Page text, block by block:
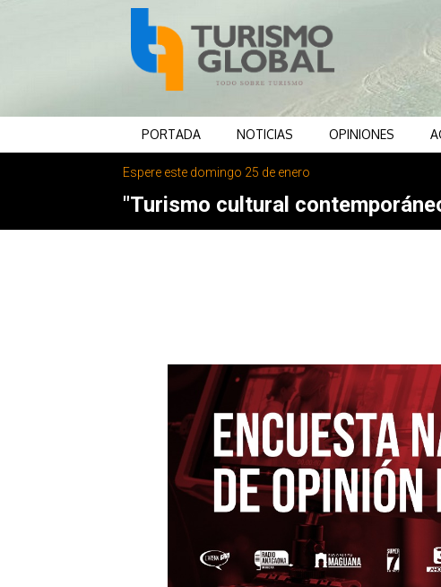
PORTADA NOTICIAS OPINIONES
Espere este domingo 25 de enero
"Turismo cultural